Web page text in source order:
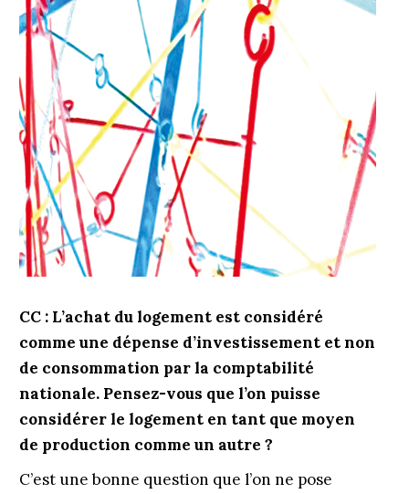
CC : L’achat du logement est considéré
comme une dépense d’investissement et non
de consommation par la comptabilité
nationale. Pensez-vous que l’on puisse
considérer le logement en tant que moyen
de production comme un autre ?
C’est une bonne question que l’on ne pose